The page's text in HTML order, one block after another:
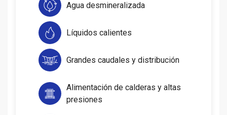
Agua desmineralizada
Líquidos calientes
Grandes caudales y distribución
Alimentación de calderas y altas
presiones